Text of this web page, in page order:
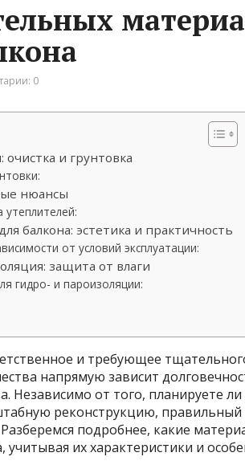
0
и грунтовка
нюансы
утеплителей:
балкона: эстетика и практичность
от условий эксплуатации:
защита от влаги
гидро- и пароизоляции:
и требующее
напрямую зависит
Независимо от того, планируете
реконструкцию,
подробнее, какие
их характеристики и